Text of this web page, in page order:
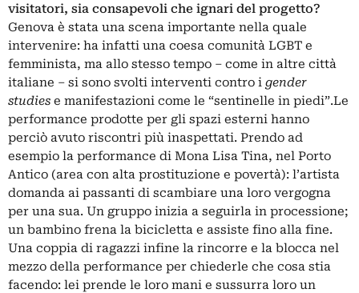
visitatori, sia consapevoli che ignari del progetto?
Genova è stata una scena importante nella quale
intervenire: ha infatti una coesa comunità LGBT e
femminista, ma allo stesso tempo – come in altre città
italiane – si sono svolti interventi contro i gender
studies e manifestazioni come le “sentinelle in piedi”.Le
performance prodotte per gli spazi esterni hanno
perciò avuto riscontri più inaspettati. Prendo ad
esempio la performance di Mona Lisa Tina, nel Porto
Antico (area con alta prostituzione e povertà): l’artista
domanda ai passanti di scambiare una loro vergogna
per una sua. Un gruppo inizia a seguirla in processione;
un bambino frena la bicicletta e assiste fino alla fine.
Una coppia di ragazzi infine la rincorre e la blocca nel
mezzo della performance per chiederle che cosa stia
facendo: lei prende le loro mani e sussurra loro un